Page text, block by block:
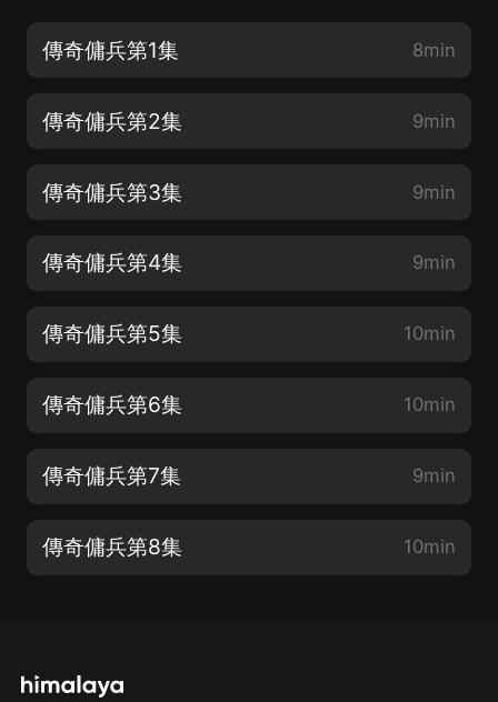
傳奇傭兵第1集 8min
傳奇傭兵第2集 9min
傳奇傭兵第3集 9min
傳奇傭兵第4集 9min
傳奇傭兵第5集 10min
傳奇傭兵第6集 10min
傳奇傭兵第7集 9min
傳奇傭兵第8集 10min